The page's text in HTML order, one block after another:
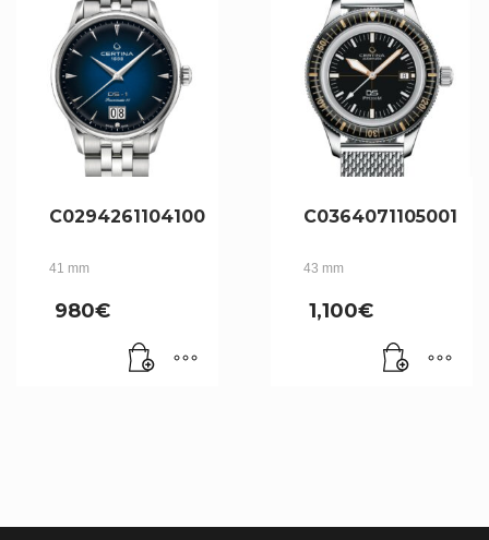
C0294261104100
41 mm
980€
C0364071105001
43 mm
1,100€